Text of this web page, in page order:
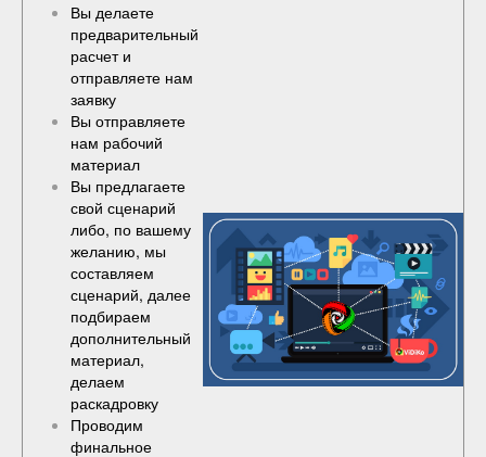
Вы делаете
предварительный
расчет и
отправляете нам
заявку
Вы отправляете
нам рабочий
материал
Вы предлагаете
свой сценарий
либо, по вашему
желанию, мы
составляем
сценарий, далее
подбираем
дополнительный
материал,
делаем
раскадровку
Проводим
финальное